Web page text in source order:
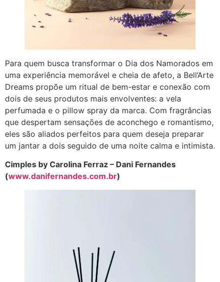
Para quem busca transformar o Dia dos Namorados em
uma experiência memorável e cheia de afeto, a Bell’Arte
Dreams propõe um ritual de bem-estar e conexão com
dois de seus produtos mais envolventes: a vela
perfumada e o pillow spray da marca. Com fragrâncias
que despertam sensações de aconchego e romantismo,
eles são aliados perfeitos para quem deseja preparar
um jantar a dois seguido de uma noite calma e intimista.
Cimples by Carolina Ferraz – Dani Fernandes
(www.danifernandes.com.br)